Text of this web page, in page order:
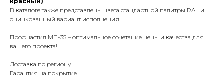
В каталоге также представлены цвета стандартной палитры RAL и
оцинкованный вариант исполнения.
Профнастил МП-35 – оптимальное сочетание цены и качества для
вашего проекта!
Доставка по региону
Гарантия на покрытие